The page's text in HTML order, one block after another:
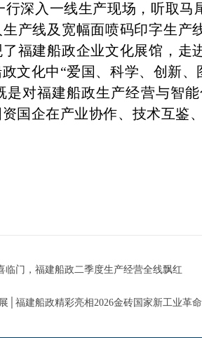
行深入一线生产现场，听取
产线及宽幅面喷码印字生
福建船政企业文化展馆，
文化中“爱国、科学、创新、
是对福建船政生产经营与智
国企在产业协作、技术互鉴
临门，福建船政二季度生产经营全线飘红
│福建船政精彩亮相2026金砖国家新工业革